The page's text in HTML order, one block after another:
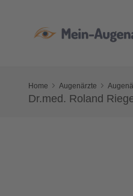
Home Augenärzte
Dr.med. Roland